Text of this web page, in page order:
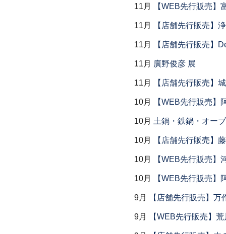
11月 【WEB先行販売】
11月 【店舗先行販売】
11月 【店舗先行販売】
11月 廣野俊彦 展
11月 【店舗先行販売】
10月 【WEB先行販売】
10月 土鍋・鉄鍋・オー
10月 【店舗先行販売】
10月 【WEB先行販売】
10月 【WEB先行販売】
9月 【店舗先行販売】万
9月 【WEB先行販売】